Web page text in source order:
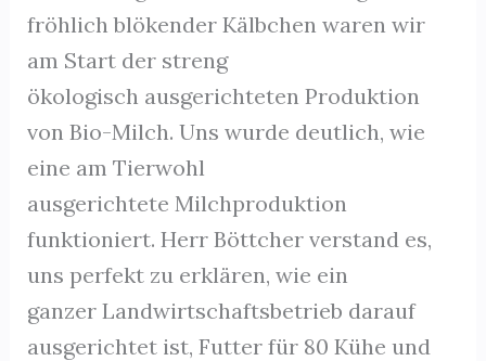
fröhlich blökender Kälbchen waren wir
am Start der streng
ökologisch ausgerichteten Produktion
von Bio-Milch. Uns wurde deutlich, wie
eine am Tierwohl
ausgerichtete Milchproduktion
funktioniert. Herr Böttcher verstand es,
uns perfekt zu erklären, wie ein
ganzer Landwirtschaftsbetrieb darauf
ausgerichtet ist, Futter für 80 Kühe und